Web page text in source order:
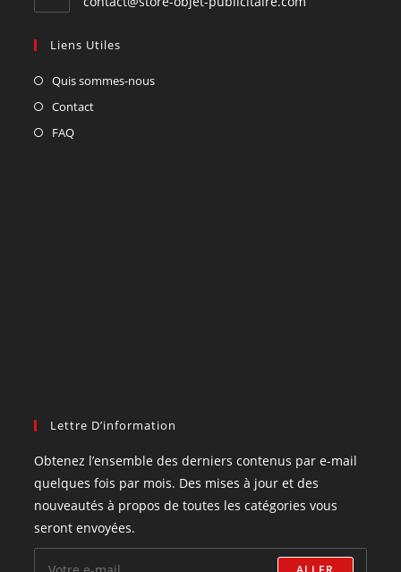
Liens Utiles
Quis sommes-nous
Contact
FAQ
Lettre D’information
Obtenez l’ensemble des derniers contenus par e-mail
quelques fois par mois. Des mises à jour et des
nouveautés à propos de toutes les catégories vous
seront envoyées.